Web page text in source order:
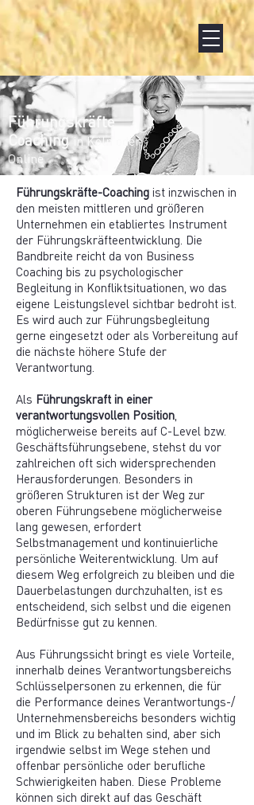
Führungskräfte
Coachingin Köln oder
Online
Führungskräfte-Coaching ist inzwischen in
den meisten mittleren und größeren
Unternehmen ein etabliertes Instrument
der Führungskräfteentwicklung. Die
Bandbreite reicht da von Business
Coaching bis zu psychologischer
Begleitung in Konfliktsituationen, wo das
eigene Leistungslevel sichtbar bedroht ist.
Es wird auch zur Führungsbegleitung
gerne eingesetzt oder als Vorbereitung auf
die nächste höhere Stufe der
Verantwortung.
Als Führungskraft in einer
verantwortungsvollen Position,
möglicherweise bereits auf C-Level bzw.
Geschäftsführungsebene, stehst du vor
zahlreichen oft sich widersprechenden
Herausforderungen. Besonders in
größeren Strukturen ist der Weg zur
oberen Führungsebene möglicherweise
lang gewesen, erfordert
Selbstmanagement und kontinuierliche
persönliche Weiterentwicklung. Um auf
diesem Weg erfolgreich zu bleiben und die
Dauerbelastungen durchzuhalten, ist es
entscheidend, sich selbst und die eigenen
Bedürfnisse gut zu kennen.
Aus Führungssicht bringt es viele Vorteile,
innerhalb deines Verantwortungsbereichs
Schlüsselpersonen zu erkennen, die für
die Performance deines Verantwortungs-/
Unternehmensbereichs besonders wichtig
und im Blick zu behalten sind, aber sich
irgendwie selbst im Wege stehen und
offenbar persönliche oder berufliche
Schwierigkeiten haben. Diese Probleme
können sich direkt auf das Geschäft